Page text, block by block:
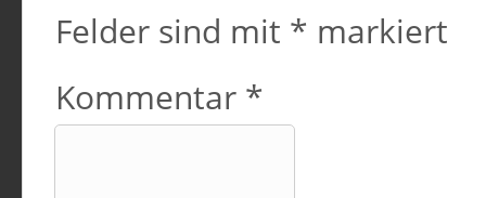
Felder sind mit * markiert
Kommentar *